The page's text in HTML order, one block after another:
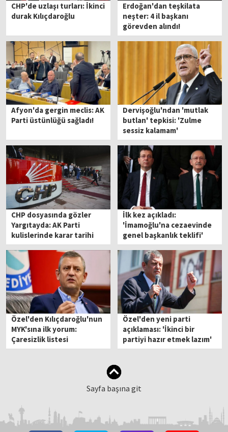
CHP'de uzlaşı turları: İkinci
durak Kılıçdaroğlu
Erdoğan'dan teşkilata
neşter: 4 il başkanı
görevden alındı!
Afyon'da gergin meclis: AK
Parti üstünlüğü sağladı!
Dervişoğlu'ndan 'mutlak
butlan' tepkisi: 'Zulme
sessiz kalamam'
CHP dosyasında gözler
Yargıtayda: AK Parti
kulislerinde karar tarihi
konuşuluyor
İlk kez açıkladı:
'İmamoğlu'na cezaevinde
genel başkanlık teklifi'
Özel'den Kılıçdaroğlu'nun
MYK'sına ilk yorum:
Çaresizlik listesi
Özel'den yeni parti
açıklaması: 'İkinci bir
partiyi hazır etmek lazım'
Sayfa başına git